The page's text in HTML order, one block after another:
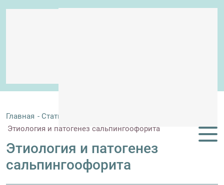
Главная
Статьи
Этиология и патогенез сальпингоофорита
Этиология и патогенез
сальпингоофорита